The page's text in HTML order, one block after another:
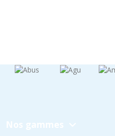
Nos gammes